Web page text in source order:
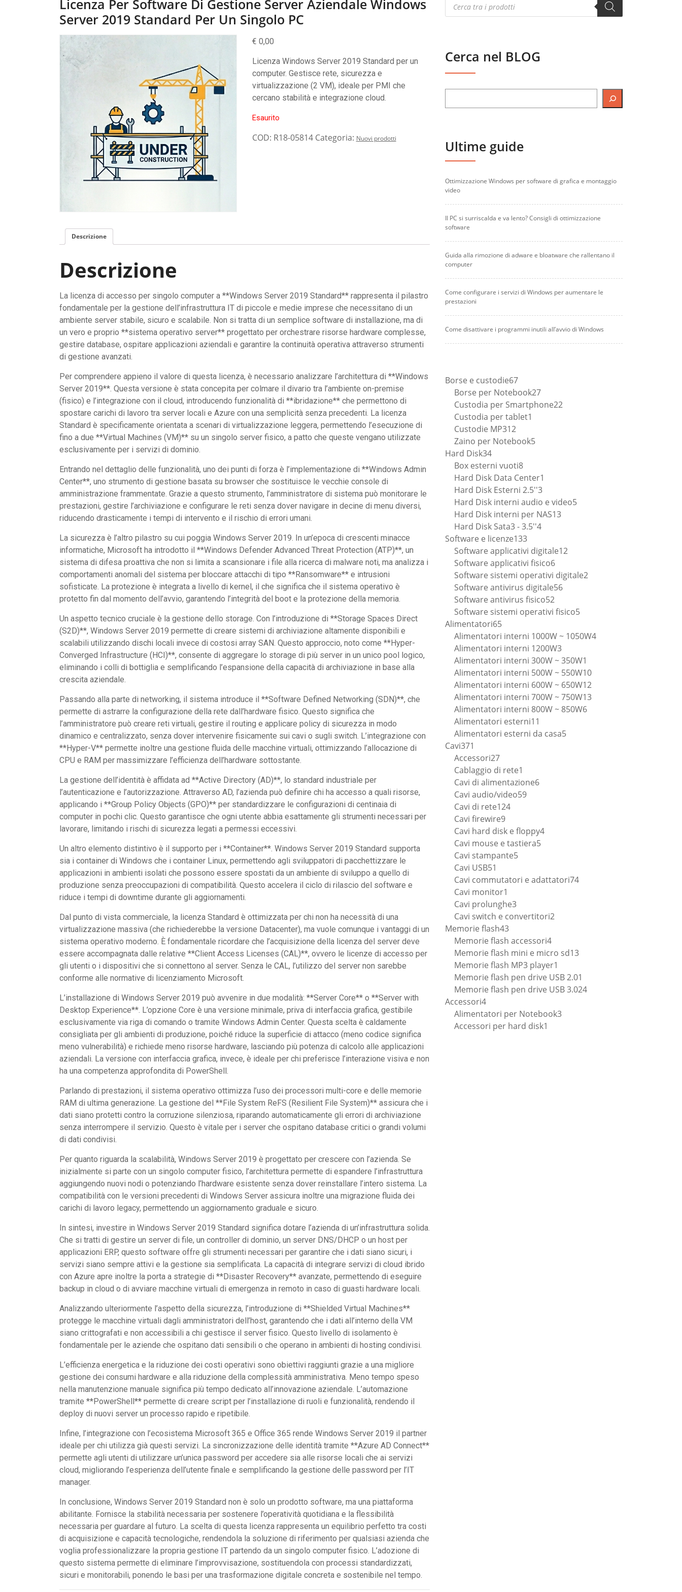
Licenza Per Software Di Gestione Server Aziendale Windows
Server 2019 Standard Per Un Singolo PC
€ 0,00
Licenza Windows Server 2019 Standard per un
computer. Gestisce rete, sicurezza e
virtualizzazione (2 VM), ideale per PMI che
cercano stabilità e integrazione cloud.
Esaurito
COD: R18-05814 Categoria: Nuovi prodotti
Descrizione
Descrizione
La licenza di accesso per singolo computer a **Windows Server 2019 Standard** rappresenta il pilastro
fondamentale per la gestione dell’infrastruttura IT di piccole e medie imprese che necessitano di un
ambiente server stabile, sicuro e scalabile. Non si tratta di un semplice software di installazione, ma di
un vero e proprio **sistema operativo server** progettato per orchestrare risorse hardware complesse,
gestire database, ospitare applicazioni aziendali e garantire la continuità operativa attraverso strumenti
di gestione avanzati.
Per comprendere appieno il valore di questa licenza, è necessario analizzare l’architettura di **Windows
Server 2019**. Questa versione è stata concepita per colmare il divario tra l’ambiente on-premise
(fisico) e l’integrazione con il cloud, introducendo funzionalità di **ibridazione** che permettono di
spostare carichi di lavoro tra server locali e Azure con una semplicità senza precedenti. La licenza
Standard è specificamente orientata a scenari di virtualizzazione leggera, permettendo l’esecuzione di
fino a due **Virtual Machines (VM)** su un singolo server fisico, a patto che queste vengano utilizzate
esclusivamente per i servizi di dominio.
Entrando nel dettaglio delle funzionalità, uno dei punti di forza è l’implementazione di **Windows Admin
Center**, uno strumento di gestione basata su browser che sostituisce le vecchie console di
amministrazione frammentate. Grazie a questo strumento, l’amministratore di sistema può monitorare le
prestazioni, gestire l’archiviazione e configurare le reti senza dover navigare in decine di menu diversi,
riducendo drasticamente i tempi di intervento e il rischio di errori umani.
La sicurezza è l’altro pilastro su cui poggia Windows Server 2019. In un’epoca di crescenti minacce
informatiche, Microsoft ha introdotto il **Windows Defender Advanced Threat Protection (ATP)**, un
sistema di difesa proattiva che non si limita a scansionare i file alla ricerca di malware noti, ma analizza i
comportamenti anomali del sistema per bloccare attacchi di tipo **Ransomware** e intrusioni
sofisticate. La protezione è integrata a livello di kernel, il che significa che il sistema operativo è
protetto fin dal momento dell’avvio, garantendo l’integrità del boot e la protezione della memoria.
Un aspetto tecnico cruciale è la gestione dello storage. Con l’introduzione di **Storage Spaces Direct
(S2D)**, Windows Server 2019 permette di creare sistemi di archiviazione altamente disponibili e
scalabili utilizzando dischi locali invece di costosi array SAN. Questo approccio, noto come **Hyper-
Converged Infrastructure (HCI)**, consente di aggregare lo storage di più server in un unico pool logico,
eliminando i colli di bottiglia e semplificando l’espansione della capacità di archiviazione in base alla
crescita aziendale.
Passando alla parte di networking, il sistema introduce il **Software Defined Networking (SDN)**, che
permette di astrarre la configurazione della rete dall’hardware fisico. Questo significa che
l’amministratore può creare reti virtuali, gestire il routing e applicare policy di sicurezza in modo
dinamico e centralizzato, senza dover intervenire fisicamente sui cavi o sugli switch. L’integrazione con
**Hyper-V** permette inoltre una gestione fluida delle macchine virtuali, ottimizzando l’allocazione di
CPU e RAM per massimizzare l’efficienza dell’hardware sottostante.
La gestione dell’identità è affidata ad **Active Directory (AD)**, lo standard industriale per
l’autenticazione e l’autorizzazione. Attraverso AD, l’azienda può definire chi ha accesso a quali risorse,
applicando i **Group Policy Objects (GPO)** per standardizzare le configurazioni di centinaia di
computer in pochi clic. Questo garantisce che ogni utente abbia esattamente gli strumenti necessari per
lavorare, limitando i rischi di sicurezza legati a permessi eccessivi.
Un altro elemento distintivo è il supporto per i **Container**. Windows Server 2019 Standard supporta
sia i container di Windows che i container Linux, permettendo agli sviluppatori di pacchettizzare le
applicazioni in ambienti isolati che possono essere spostati da un ambiente di sviluppo a quello di
produzione senza preoccupazioni di compatibilità. Questo accelera il ciclo di rilascio del software e
riduce i tempi di downtime durante gli aggiornamenti.
Dal punto di vista commerciale, la licenza Standard è ottimizzata per chi non ha necessità di una
virtualizzazione massiva (che richiederebbe la versione Datacenter), ma vuole comunque i vantaggi di un
sistema operativo moderno. È fondamentale ricordare che l’acquisizione della licenza del server deve
essere accompagnata dalle relative **Client Access Licenses (CAL)**, ovvero le licenze di accesso per
gli utenti o i dispositivi che si connettono al server. Senza le CAL, l’utilizzo del server non sarebbe
conforme alle normative di licenziamento Microsoft.
L’installazione di Windows Server 2019 può avvenire in due modalità: **Server Core** o **Server with
Desktop Experience**. L’opzione Core è una versione minimale, priva di interfaccia grafica, gestibile
esclusivamente via riga di comando o tramite Windows Admin Center. Questa scelta è caldamente
consigliata per gli ambienti di produzione, poiché riduce la superficie di attacco (meno codice significa
meno vulnerabilità) e richiede meno risorse hardware, lasciando più potenza di calcolo alle applicazioni
aziendali. La versione con interfaccia grafica, invece, è ideale per chi preferisce l’interazione visiva e non
ha una competenza approfondita di PowerShell.
Parlando di prestazioni, il sistema operativo ottimizza l’uso dei processori multi-core e delle memorie
RAM di ultima generazione. La gestione del **File System ReFS (Resilient File System)** assicura che i
dati siano protetti contro la corruzione silenziosa, riparando automaticamente gli errori di archiviazione
senza interrompere il servizio. Questo è vitale per i server che ospitano database critici o grandi volumi
di dati condivisi.
Per quanto riguarda la scalabilità, Windows Server 2019 è progettato per crescere con l’azienda. Se
inizialmente si parte con un singolo computer fisico, l’architettura permette di espandere l’infrastruttura
aggiungendo nuovi nodi o potenziando l’hardware esistente senza dover reinstallare l’intero sistema. La
compatibilità con le versioni precedenti di Windows Server assicura inoltre una migrazione fluida dei
carichi di lavoro legacy, permettendo un aggiornamento graduale e sicuro.
In sintesi, investire in Windows Server 2019 Standard significa dotare l’azienda di un’infrastruttura solida.
Che si tratti di gestire un server di file, un controller di dominio, un server DNS/DHCP o un host per
applicazioni ERP, questo software offre gli strumenti necessari per garantire che i dati siano sicuri, i
servizi siano sempre attivi e la gestione sia semplificata. La capacità di integrare servizi di cloud ibrido
con Azure apre inoltre la porta a strategie di **Disaster Recovery** avanzate, permettendo di eseguire
backup in cloud o di avviare macchine virtuali di emergenza in remoto in caso di guasti hardware locali.
Analizzando ulteriormente l’aspetto della sicurezza, l’introduzione di **Shielded Virtual Machines**
protegge le macchine virtuali dagli amministratori dell’host, garantendo che i dati all’interno della VM
siano crittografati e non accessibili a chi gestisce il server fisico. Questo livello di isolamento è
fondamentale per le aziende che ospitano dati sensibili o che operano in ambienti di hosting condivisi.
L’efficienza energetica e la riduzione dei costi operativi sono obiettivi raggiunti grazie a una migliore
gestione dei consumi hardware e alla riduzione della complessità amministrativa. Meno tempo speso
nella manutenzione manuale significa più tempo dedicato all’innovazione aziendale. L’automazione
tramite **PowerShell** permette di creare script per l’installazione di ruoli e funzionalità, rendendo il
deploy di nuovi server un processo rapido e ripetibile.
Infine, l’integrazione con l’ecosistema Microsoft 365 e Office 365 rende Windows Server 2019 il partner
ideale per chi utilizza già questi servizi. La sincronizzazione delle identità tramite **Azure AD Connect**
permette agli utenti di utilizzare un’unica password per accedere sia alle risorse locali che ai servizi
cloud, migliorando l’esperienza dell’utente finale e semplificando la gestione delle password per l’IT
manager.
In conclusione, Windows Server 2019 Standard non è solo un prodotto software, ma una piattaforma
abilitante. Fornisce la stabilità necessaria per sostenere l’operatività quotidiana e la flessibilità
necessaria per guardare al futuro. La scelta di questa licenza rappresenta un equilibrio perfetto tra costi
di acquisizione e capacità tecnologiche, rendendola la soluzione di riferimento per qualsiasi azienda che
voglia professionalizzare la propria gestione IT partendo da un singolo computer fisico. L’adozione di
questo sistema permette di eliminare l’improvvisazione, sostituendola con processi standardizzati,
sicuri e monitorabili, ponendo le basi per una trasformazione digitale concreta e sostenibile nel tempo.
search
Cerca nel BLOG
Ultime guide
Ottimizzazione Windows per software di grafica e montaggio
video
Il PC si surriscalda e va lento? Consigli di ottimizzazione
software
Guida alla rimozione di adware e bloatware che rallentano il
computer
Come configurare i servizi di Windows per aumentare le
prestazioni
Come disattivare i programmi inutili all’avvio di Windows
Borse e custodie6767
prodotti
Borse per Notebook2727
prodotti
Custodia per Smartphone22
Custodia per tablet1
Custodie MP312
prodotti
Zaino per Notebook55
Hard Disk3434
prodotti
Box esterni vuoti88
prodotti
Hard Disk Data Center1
Hard Disk Esterni 2.5''33
prodotti
Hard Disk interni audio e video55
Hard Disk interni per NAS1313
Hard Disk Sata3 - 3.5''44
Software e licenze133133
prodotti
Software applicativi digitale12
Software applicativi fisico66
prodotti
Software sistemi operativi digitale2
Software antivirus digitale5656
Software antivirus fisico52
prodotti
Software sistemi operativi fisico55
Alimentatori6565
prodotti
Alimentatori interni 1000W ~ 1050W44
Alimentatori interni 1200W33
prodotti
Alimentatori interni 300W ~ 350W1
prodotto
Alimentatori interni 500W ~ 550W1010
Alimentatori interni 600W ~ 650W12
prodotti
Alimentatori interni 700W ~ 750W1313
Alimentatori interni 800W ~ 850W66
Alimentatori esterni11
prodotti
Alimentatori esterni da casa55
Cavi371
prodotti
Accessori2727
prodotti
Cablaggio di rete1
prodotto
Cavi di alimentazione66
Cavi audio/video5959
Cavi di rete124124
Cavi firewire99
prodotti
Cavi hard disk e floppy44
Cavi mouse e tastiera55
Cavi stampante55
Cavi USB51
prodotti
Cavi commutatori e adattatori7474
Cavi monitor1
prodotto
Cavi prolunghe33
prodotti
Cavi switch e convertitori2
Memorie flash4343
prodotti
Memorie flash accessori44
prodotti
Memorie flash mini e micro sd1313
Memorie flash MP3 player1
prodotto
Memorie flash pen drive USB 2.01
prodotto
Memorie flash pen drive USB 3.02424
Accessori44
prodotti
Alimentatori per Notebook33
Accessori per hard disk1